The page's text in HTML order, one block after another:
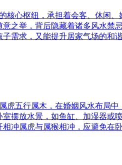
核心枢纽，承担着会客、休闲
之举，背后隐藏着诸多风水
需求，又能提升居家气场的和
虎五行属木，在婚姻风水布局
摆放水景，如鱼缸、加湿器
冲属虎与属猴相冲，应避免在